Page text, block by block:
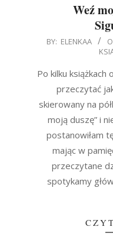
Weź
2014-
21
BY: ELENKAA
Po kilku książkach
przeczytać
skierowany na
moją duszę” i
postanowiłam
mając w
przeczytane
spotykamy